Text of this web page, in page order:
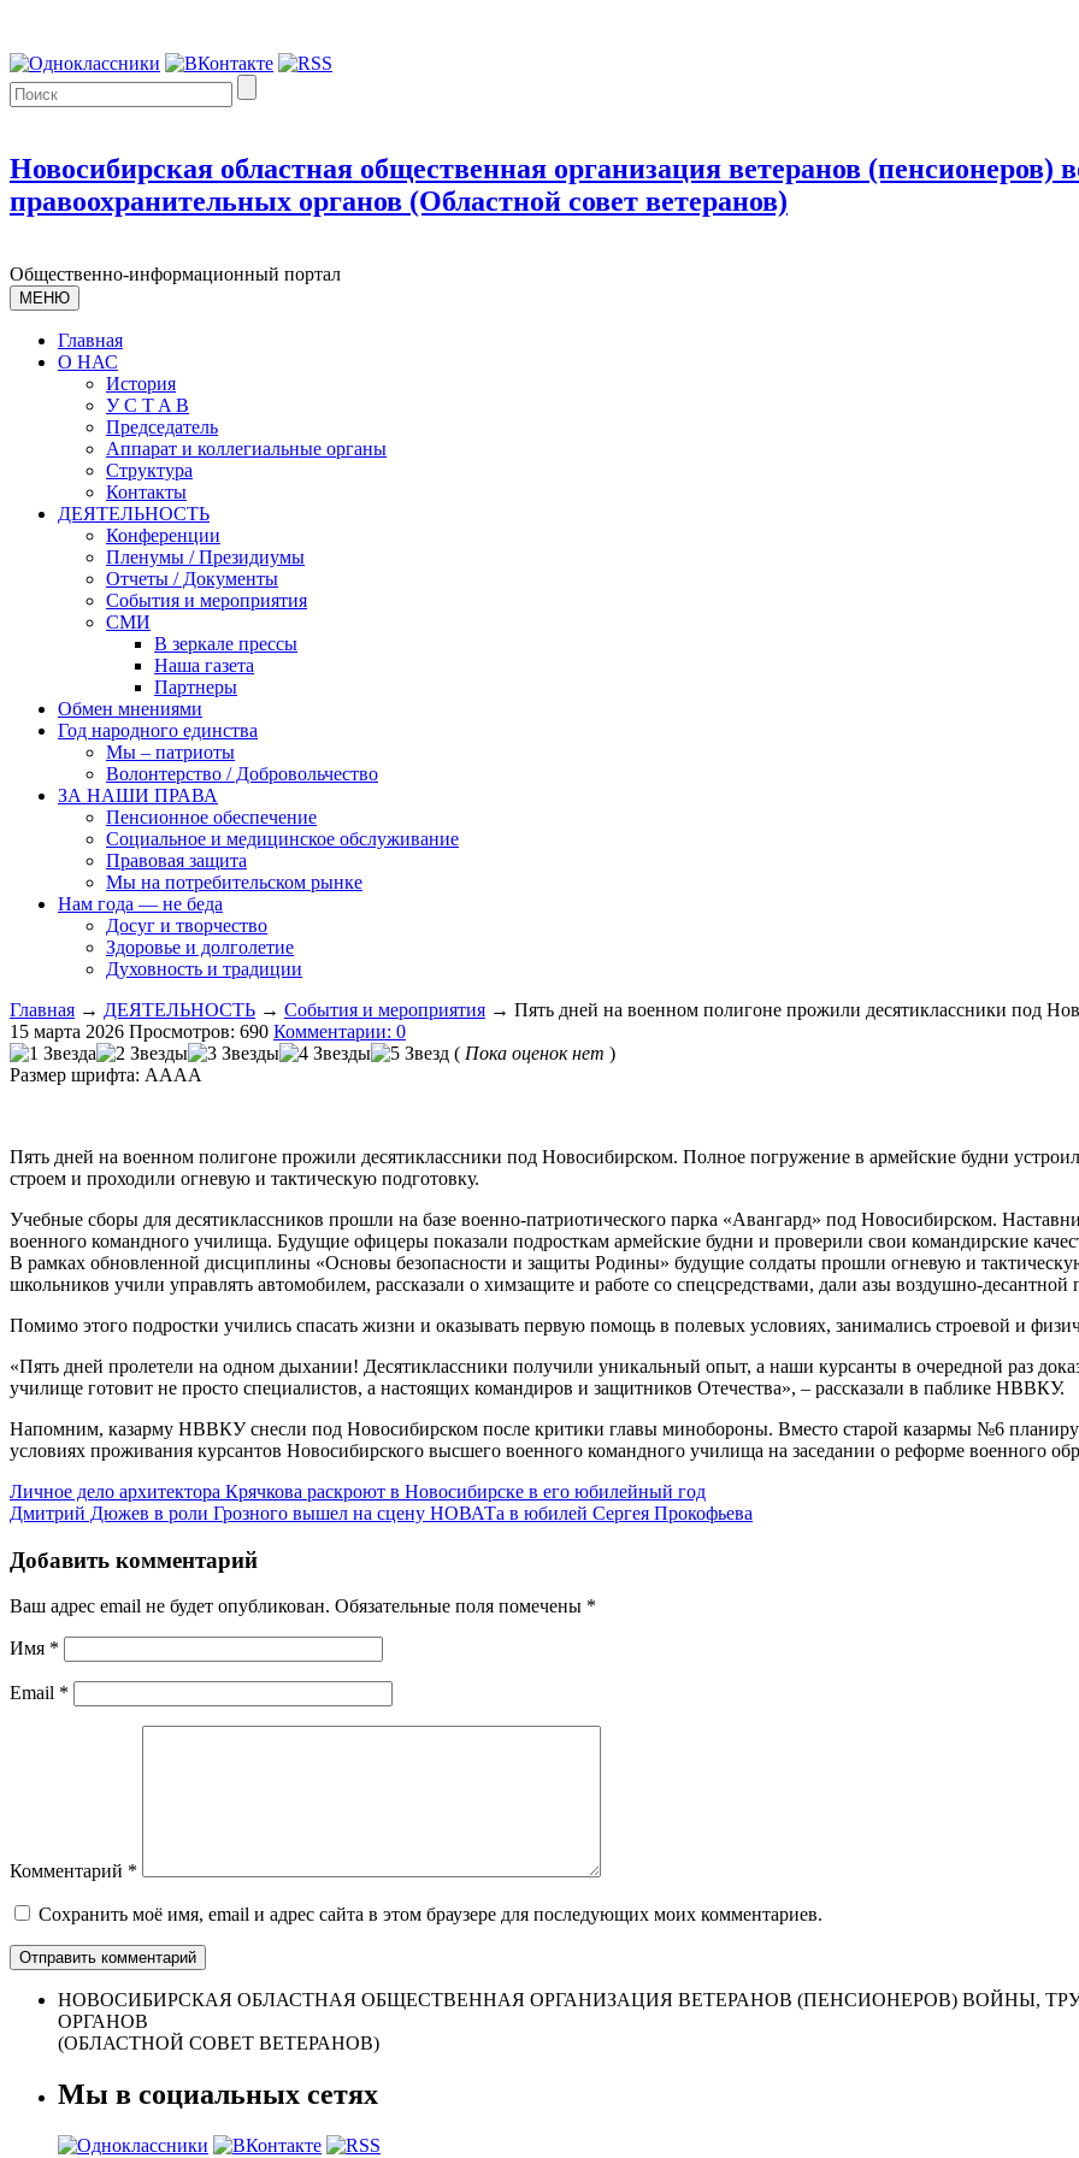
Новосибирская областная общественная организация ветеранов
правоохранительных органов (Областной совет ветеранов)
Общественно-информационный портал
МЕНЮ
Главная
О НАС
История
У С T A B
Председатель
Аппарат и коллегиальные органы
Структура
Контакты
ДЕЯТЕЛЬНОСТЬ
Конференции
Пленумы / Президиумы
Отчеты / Документы
События и мероприятия
СМИ
В зеркале прессы
Наша газета
Партнеры
Обмен мнениями
Год народного единства
Мы – патриоты
Волонтерство / Добровольчество
ЗА НАШИ ПРАВА
Пенсионное обеспечение
Социальное и медицинское обслуживание
Правовая защита
Мы на потребительском рынке
Нам года — не беда
Досуг и творчество
Здоровье и долголетие
Духовность и традиции
Главная → ДЕЯТЕЛЬНОСТЬ → События и мероприятия → Пять дней на военном полигоне прожили десятиклассники под
15 марта 2026 Просмотров: 690 Комментарии: 0
( Пока оценок нет )
Размер шрифта: AAAA
Пять дней на военном полигоне прожили десятиклассники под Новосибирском. Полное погружение в армейские будни
строем и проходили огневую и тактическую подготовку.
Учебные сборы для десятиклассников прошли на базе военно-патриотического парка «Авангард» под Новосибирском.
военного командного училища. Будущие офицеры показали подросткам армейские будни и проверили свои командирские
В рамках обновленной дисциплины «Основы безопасности и защиты Родины» будущие солдаты прошли огневую и
школьников учили управлять автомобилем, рассказали о химзащите и работе со спецсредствами, дали азы воздушно-десантной
Помимо этого подростки учились спасать жизни и оказывать первую помощь в полевых условиях, занимались строевой и
«Пять дней пролетели на одном дыхании! Десятиклассники получили уникальный опыт, а наши курсанты в очередной раз
училище готовит не просто специалистов, а настоящих командиров и защитников Отечества», – рассказали в паблике НВВКУ.
Напомним, казарму НВВКУ снесли под Новосибирском после критики главы минобороны. Вместо старой казармы №6
условиях проживания курсантов Новосибирского высшего военного командного училища на заседании о реформе военного
Личное дело архитектора Крячкова раскроют в Новосибирске в его юбилейный год
Дмитрий Дюжев в роли Грозного вышел на сцену НОВАТа в юбилей Сергея Прокофьева
Добавить комментарий
Ваш адрес email не будет опубликован. Обязательные поля помечены *
Имя *
Email *
Комментарий *
Сохранить моё имя, email и адрес сайта в этом браузере для последующих моих комментариев.
НОВОСИБИРСКАЯ ОБЛАСТНАЯ ОБЩЕСТВЕННАЯ ОРГАНИЗАЦИЯ ВЕТЕРАНОВ (ПЕНСИОНЕРОВ) ВОЙНЫ,
ОРГАНОВ
(ОБЛАСТНОЙ СОВЕТ ВЕТЕРАНОВ)
Мы в социальных сетях